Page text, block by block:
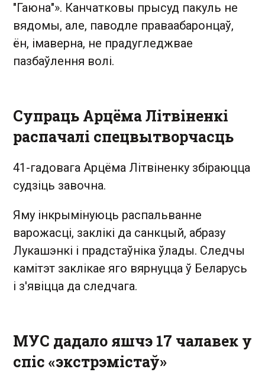
"Гаюна"». Канчатковы прысуд пакуль не
вядомы, але, паводле праваабаронцаў,
ён, імаверна, не прадугледжвае
пазбаўлення волі.
Супраць Арцёма Літвіненкі
распачалі спецвытворчасць
41-гадовага Арцёма Літвіненку збіраюцца
судзіць завочна.
Яму інкрымінуюць распальванне
варожасці, заклікі да санкцый, абразу
Лукашэнкі і прадстаўніка ўлады. Следчы
камітэт заклікае яго вярнуцца ў Беларусь
і з'явіцца да следчага.
МУС дадало яшчэ 17 чалавек у
спіс «экстрэмістаў»